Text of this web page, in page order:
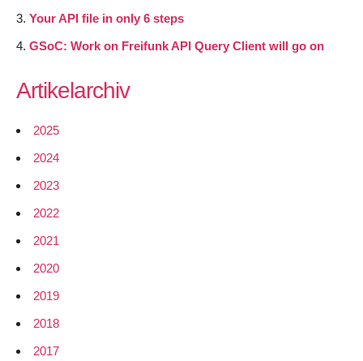
Your API file in only 6 steps
GSoC: Work on Freifunk API Query Client will go on
Artikelarchiv
2025
2024
2023
2022
2021
2020
2019
2018
2017